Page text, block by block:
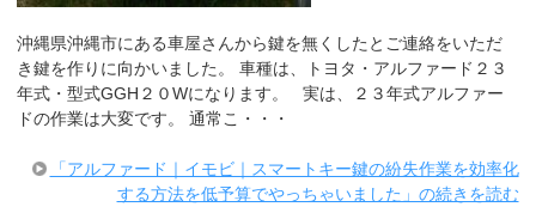
沖縄県沖縄市にある車屋さんから鍵を無くしたとご連絡をいただ
き鍵を作りに向かいました。 車種は、トヨタ・アルファード２３
年式・型式GGH２０Wになります。 実は、２３年式アルファー
ドの作業は大変です。 通常こ・・・
「アルファード｜イモビ｜スマートキー鍵の紛失作業を効率化
する方法を低予算でやっちゃいました」の続きを読む